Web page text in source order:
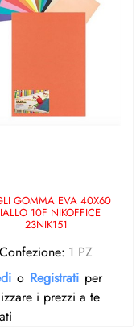
GOMMA EVA 40X60
10F NIKOFFICE
23NIK151
Confezione: 1 PZ
o Registrati per
i prezzi a te